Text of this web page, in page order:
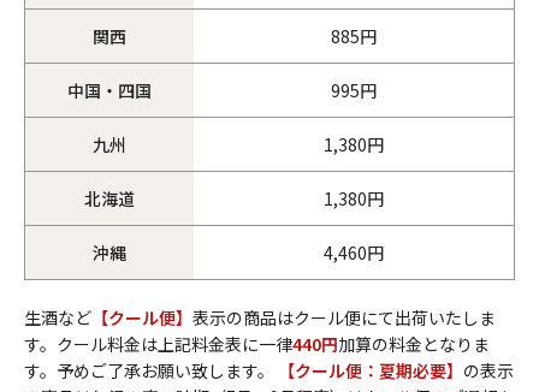
関西 885円
中国・四国 995円
九州 1,380円
北海道 1,380円
沖縄 4,460円
生酒など 【クール便】 表示の商品はクール便にて出荷いたしま
す。クール料金は上記料金表に一律440円加算の料金となりま
す。予めご了承お願い致します。
【クール便：夏期必要】 の表示